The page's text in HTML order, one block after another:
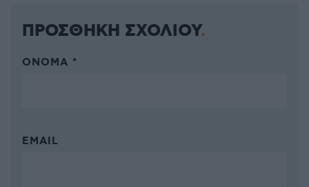
ΠΡΟΣΘΗΚΗ ΣΧΟΛΙΟΥ
ΌΝΟΜΑ *
EMAIL